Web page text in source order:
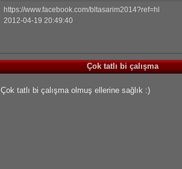
https://www.facebook.com/bltasarim2014?ref=hl
2012-04-19 20:49:40
Çok tatlı bi çalışma
Çok tatlı bi çalışma olmuş ellerine sağlık :)